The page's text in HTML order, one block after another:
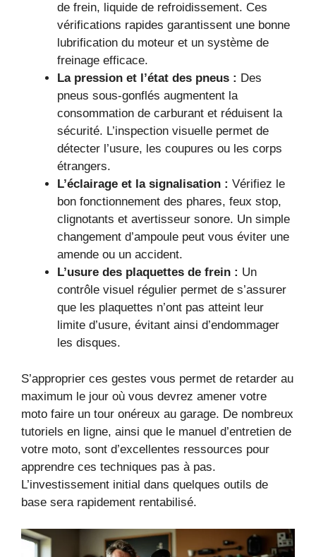
de frein, liquide de refroidissement. Ces
vérifications rapides garantissent une bonne
lubrification du moteur et un système de
freinage efficace.
La pression et l’état des pneus : Des
pneus sous-gonflés augmentent la
consommation de carburant et réduisent la
sécurité. L’inspection visuelle permet de
détecter l’usure, les coupures ou les corps
étrangers.
L’éclairage et la signalisation : Vérifiez le
bon fonctionnement des phares, feux stop,
clignotants et avertisseur sonore. Un simple
changement d’ampoule peut vous éviter une
amende ou un accident.
L’usure des plaquettes de frein : Un
contrôle visuel régulier permet de s’assurer
que les plaquettes n’ont pas atteint leur
limite d’usure, évitant ainsi d’endommager
les disques.
S’approprier ces gestes vous permet de retarder au
maximum le jour où vous devrez amener votre
moto faire un tour onéreux au garage. De nombreux
tutoriels en ligne, ainsi que le manuel d’entretien de
votre moto, sont d’excellentes ressources pour
apprendre ces techniques pas à pas.
L’investissement initial dans quelques outils de
base sera rapidement rentabilisé.